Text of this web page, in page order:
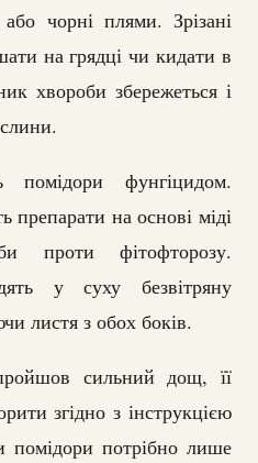
чорні плями. Зрізані
на грядці чи кидати в
хвороби збережеться і
помідори фунгіцидом.
препарати на основі міді
проти фітофторозу.
у суху безвітряну
листя з обох боків.
сильний дощ, її
згідно з інструкцією
помідори потрібно лише